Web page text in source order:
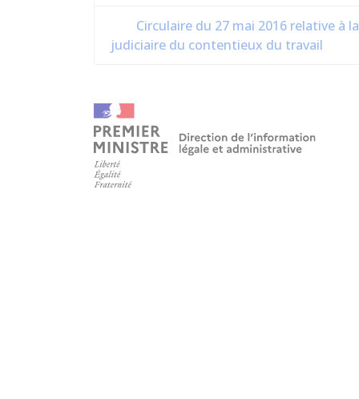
Circulaire du 27 mai 2016 relative
judiciaire du contentieux du travail